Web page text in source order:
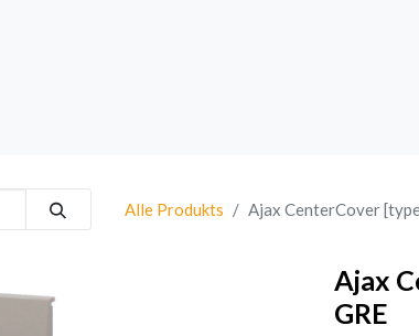
Alle Produkts Ajax CenterCover
Ajax
GRE